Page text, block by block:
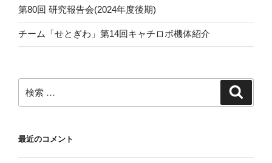
第80回 研究報告会(2024年度後期)
チーム「せとぎわ」第14回キャチロボ機体紹介
索:
最近のコメント